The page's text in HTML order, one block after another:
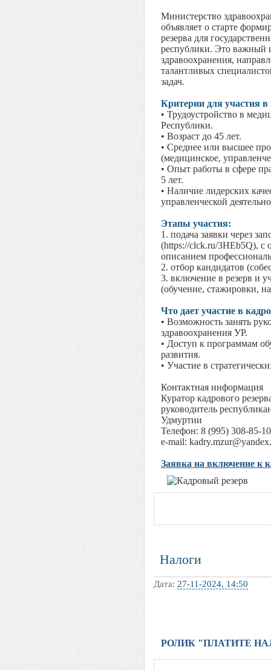
Министерство
объявляет о старте
резерва для
республики. Это важный
здравоохранения,
талантливых
задач.
Критерии для участия в
• Трудоустройство в
Республики.
• Возраст до 45 лет.
• Среднее или высшее
(медицинское,
• Опыт работы в сфере
5 лет.
• Наличие лидерских
управленческой
Этапы участия:
1. подача заявки через
(https://clck.ru/3HEb5Q), с
описанием
2. отбор кандидатов
3. включение в резерв и
(обучение, стажировки,
Что дает участие в
• Возможность занять
здравоохранения УР.
• Доступ к программам
развития.
• Участие в
Контактная информация
Куратор кадрового
руководитель
Удмуртии
Телефон: 8 (995) 308-85-10
e-mail:
Заявка на включение к
Налоги
Дата: 27-11-2024, 14:50
РОЛИК "ПЛАТИТЕ